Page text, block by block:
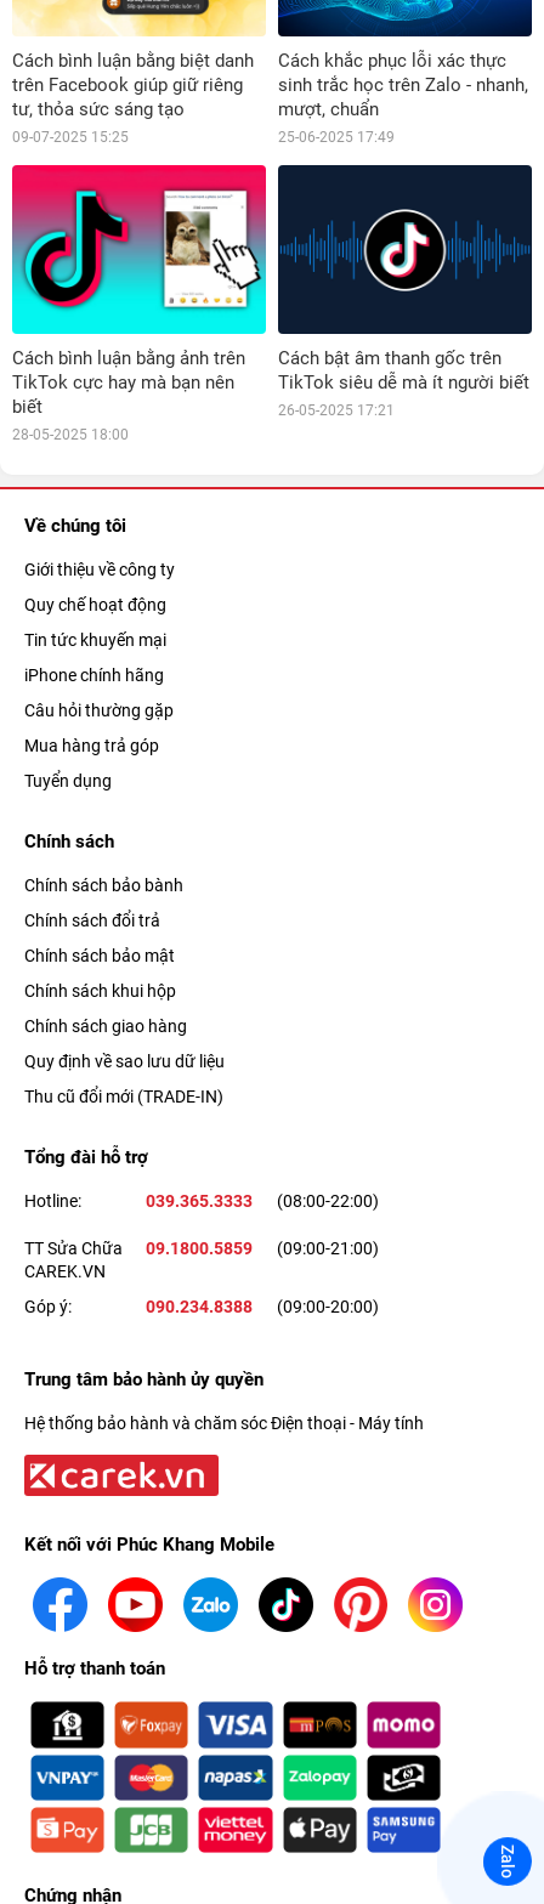
Cách bình luận bằng biệt danh
trên Facebook giúp giữ riêng
tư, thỏa sức sáng tạo
09-07-2025 15:25
Cách khắc phục lỗi xác thực
sinh trắc học trên Zalo - nhanh,
mượt, chuẩn
25-06-2025 17:49
Cách bình luận bằng ảnh trên
TikTok cực hay mà bạn nên
biết
28-05-2025 18:00
Cách bật âm thanh gốc trên
TikTok siêu dễ mà ít người biết
26-05-2025 17:21
Về chúng tôi
Giới thiệu về công ty
Quy chế hoạt động
Tin tức khuyến mại
iPhone chính hãng
Câu hỏi thường gặp
Mua hàng trả góp
Tuyển dụng
Chính sách
Chính sách bảo bành
Chính sách đổi trả
Chính sách bảo mật
Chính sách khui hộp
Chính sách giao hàng
Quy định về sao lưu dữ liệu
Thu cũ đổi mới (TRADE-IN)
Tổng đài hỗ trợ
Hotline: 039.365.3333 (08:00-22:00)
TT Sửa Chữa
CAREK.VN
09.1800.5859 (09:00-21:00)
Góp ý: 090.234.8388 (09:00-20:00)
Trung tâm bảo hành ủy quyền
Hệ thống bảo hành và chăm sóc Điện thoại - Máy tính
Kết nối với Phúc Khang Mobile
Hỗ trợ thanh toán
Chứng nhận
Zalo